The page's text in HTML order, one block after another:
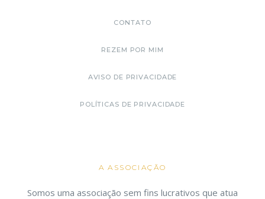
CONTATO
REZEM POR MIM
AVISO DE PRIVACIDADE
POLÍTICAS DE PRIVACIDADE
A ASSOCIAÇÃO
Somos uma associação sem fins lucrativos que atua